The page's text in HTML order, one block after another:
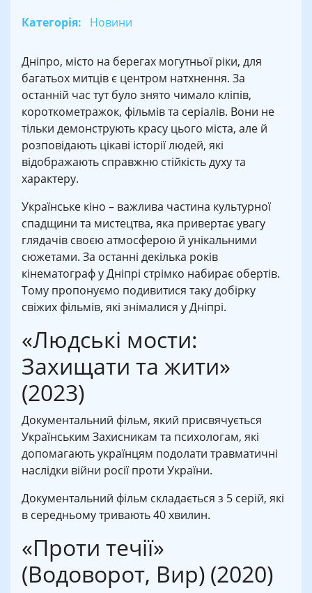
Категорія: Новини
Дніпро, місто на берегах могутньої ріки, для
багатьох митців є центром натхнення. За
останній час тут було знято чимало кліпів,
короткометражок, фільмів та серіалів. Вони не
тільки демонструють красу цього міста, але й
розповідають цікаві історії людей, які
відображають справжню стійкість духу та
характеру.
Українське кіно – важлива частина культурної
спадщини та мистецтва, яка привертає увагу
глядачів своєю атмосферою й унікальними
сюжетами. За останні декілька років
кінематограф у Дніпрі стрімко набирає обертів.
Тому пропонуємо подивитися таку добірку
свіжих фільмів, які знімалися у Дніпрі.
«Людські мости:
Захищати та жити»
(2023)
Документальний фільм, який присвячується
Українським Захисникам та психологам, які
допомагають українцям подолати травматичні
наслідки війни росії проти України.
Документальний фільм складається з 5 серій, які
в середньому тривають 40 хвилин.
«Проти течії»
(Водоворот, Вир) (2020)